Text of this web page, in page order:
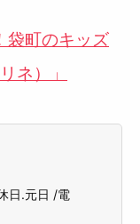
袋町のキッズ
ネ）」
日.元日 /電